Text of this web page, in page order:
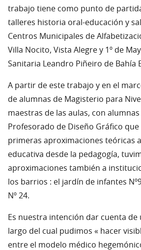
trabajo tiene como punto de
talleres historia oral-educación y
Centros Municipales de
Villa Nocito, Vista Alegre y 1º de
Sanitaria Leandro Piñeiro de Bahía
A partir de este trabajo y en el
de alumnas de Magisterio para
maestras de las aulas, con
Profesorado de Diseño Gráfico que
primeras aproximaciones teóricas
educativa desde la pedagogía,
aproximaciones también a
los barrios : el jardín de infantes
Nº 24.
Es nuestra intención dar cuenta de
largo del cual pudimos « hacer
entre el modelo médico